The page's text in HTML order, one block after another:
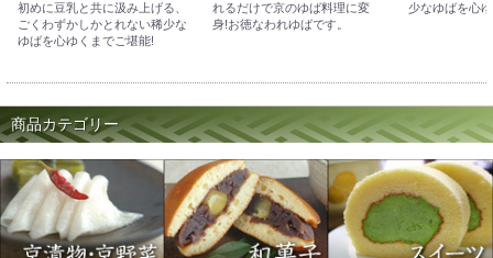
初めに豆乳と共に汲み上げる、
ごくわずかしかとれない稀少な
ゆばを心ゆくまでご堪能!
れるだけで京のゆば料理に変
身!お徳なわれゆばです。
少なゆばを心
商品カテゴリー